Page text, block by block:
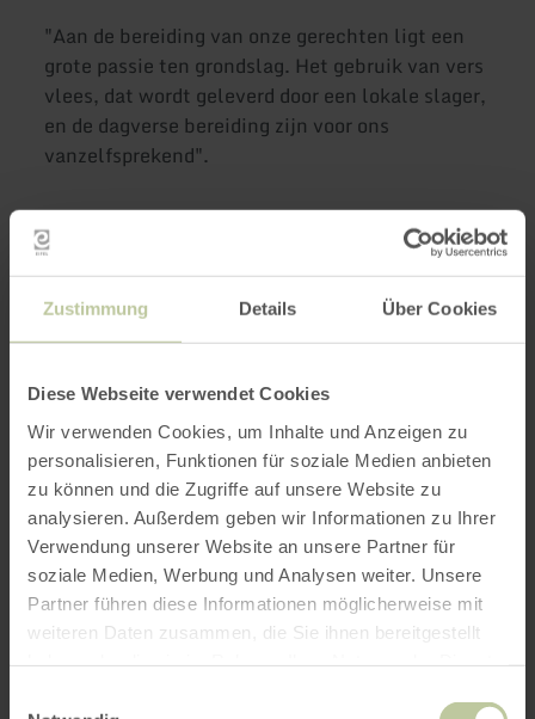
Zustimmung Details Über Cookies
Diese Webseite verwendet Cookies
Wir verwenden Cookies, um Inhalte und Anzeigen zu
personalisieren, Funktionen für soziale Medien anbieten
zu können und die Zugriffe auf unsere Website zu
analysieren. Außerdem geben wir Informationen zu Ihrer
Verwendung unserer Website an unsere Partner für
soziale Medien, Werbung und Analysen weiter. Unsere
Partner führen diese Informationen möglicherweise mit
weiteren Daten zusammen, die Sie ihnen bereitgestellt
"Aan de bereiding van onze gerechten ligt een
grote passie ten grondslag. Het gebruik van vers
vlees, dat wordt geleverd door een lokale slager,
en de dagverse bereiding zijn voor ons
vanzelfsprekend".
Meer informatie
Openingstijden
Kenmerken / bijzonderheden
Categorieën
Impressies